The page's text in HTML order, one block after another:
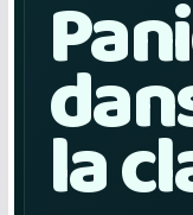
COMMUNAUTÉ
Groupes
Forum
Réseaux sociaux